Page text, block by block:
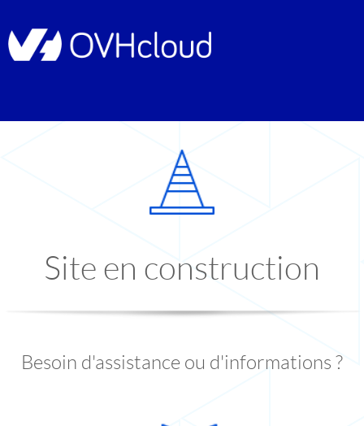
Site en construction
Besoin d'assistance ou d'informations ?